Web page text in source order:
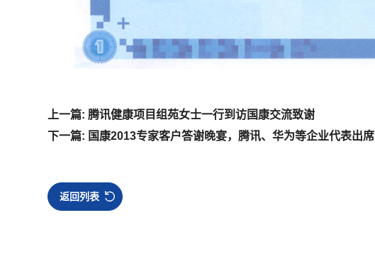
上一篇: 腾讯健康项目组苑女士一行到访国康交流致谢
下一篇: 国康2013专家客户答谢晚宴，腾讯、华为等企业代表出席
返回列表